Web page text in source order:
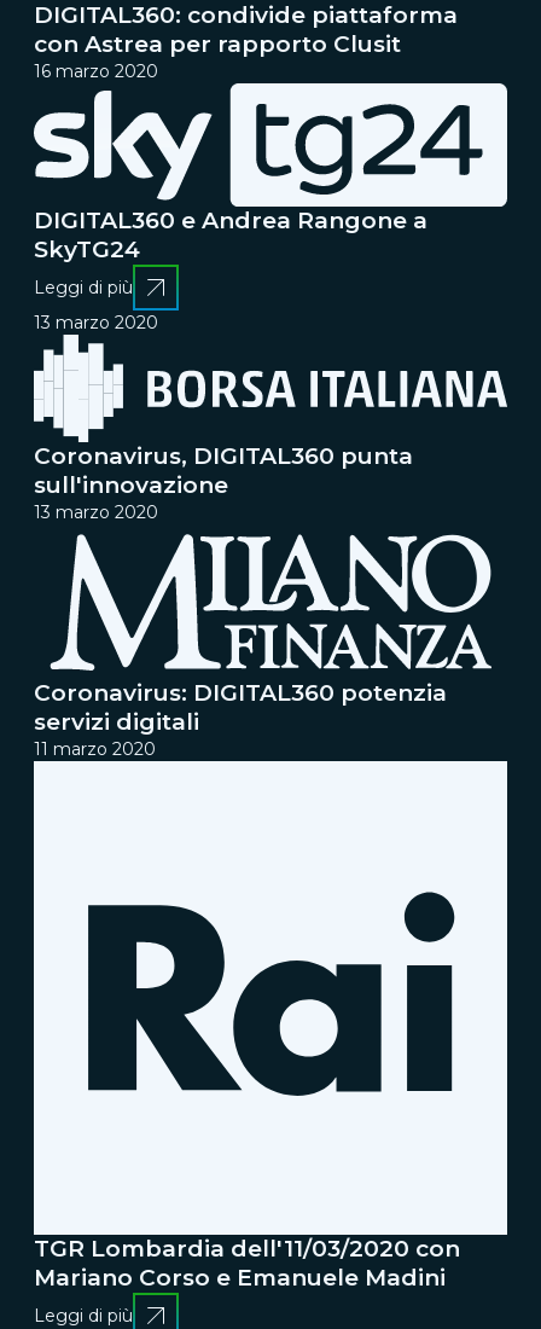
DIGITAL360: condivide piattaforma
con Astrea per rapporto Clusit
16 marzo 2020
DIGITAL360 e Andrea Rangone a
SkyTG24
Leggi di più
13 marzo 2020
Coronavirus, DIGITAL360 punta
sull'innovazione
13 marzo 2020
Coronavirus: DIGITAL360 potenzia
servizi digitali
11 marzo 2020
TGR Lombardia dell'11/03/2020 con
Mariano Corso e Emanuele Madini
Leggi di più